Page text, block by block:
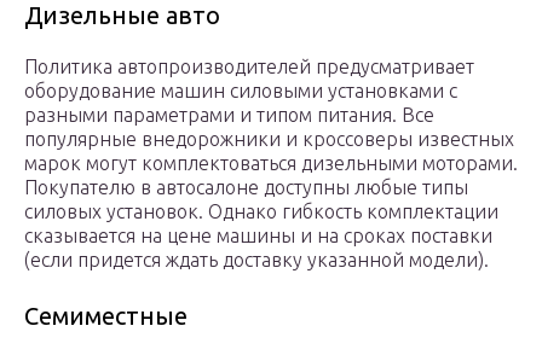
Дизельные авто
Политика автопроизводителей предусматривает
оборудование машин силовыми установками с
разными параметрами и типом питания. Все
популярные внедорожники и кроссоверы известных
марок могут комплектоваться дизельными моторами.
Покупателю в автосалоне доступны любые типы
силовых установок. Однако гибкость комплектации
сказывается на цене машины и на сроках поставки
(если придется ждать доставку указанной модели).
Семиместные